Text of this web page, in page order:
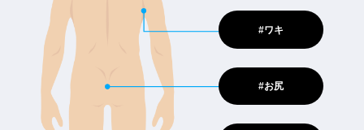
#ワキ
#お尻